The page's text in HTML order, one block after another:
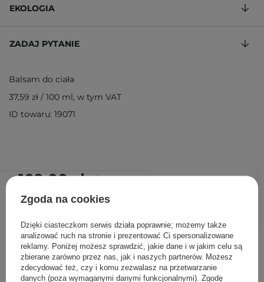
109,00 zł /szt.
EKOLOGIA
ZADAJ PYTANIE
Balsam do ciała
37,59 zł / 100 ml, w tym VAT
ID towaru: 19071
Inni klienci sprawdzali również
Zgoda na cookies
Dzięki ciasteczkom serwis działa poprawnie; możemy także
analizować ruch na stronie i prezentować Ci spersonalizowane
reklamy. Poniżej możesz sprawdzić, jakie dane i w jakim celu są
zbierane zarówno przez nas, jak i naszych partnerów. Możesz
zdecydować też, czy i komu zezwalasz na przetwarzanie
danych (poza wymaganymi danymi funkcjonalnymi). Zgodę